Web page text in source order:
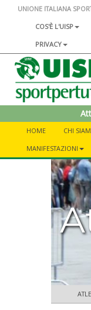
UNIONE ITALIANA
COS'È L'UISP
PRIVACY
HOME CHI
MANIFESTAZIONI